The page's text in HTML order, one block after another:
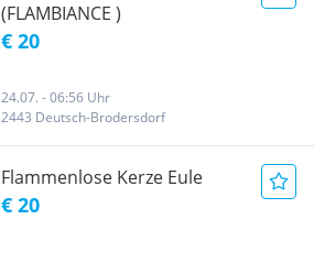
(FLAMBIANCE )
€ 20
24.07. - 06:56 Uhr
2443 Deutsch-Brodersdorf
Flammenlose Kerze Eule
€ 20